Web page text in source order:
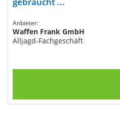
Anbieter:
Waffen Frank GmbH
Alljagd-Fachgeschäft